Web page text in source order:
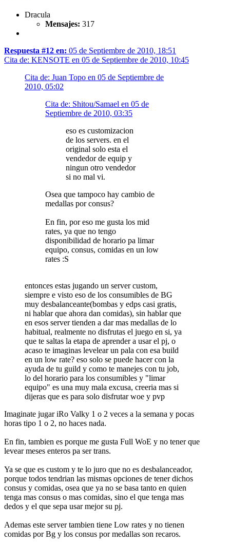
Dracula
Mensajes: 317
Respuesta #12 en: 05 de Septiembre de 2010, 18:51
Cita de: KENSOTE en 05 de Septiembre de 2010, 10:45
Cita de: Juan Topo en 05 de Septiembre de
2010, 05:02
Cita de: Shitou/Samael en 05 de
Septiembre de 2010, 03:35
eso es customizacion
de los servers. en el
original solo esta el
vendedor de equip y
ningun otro vendedor
si no mal vi.
Osea que tampoco hay cambio de
medallas por consus?
En fin, por eso me gusta los mid
rates, ya que no tengo
disponibilidad de horario pa limar
equipo, consus, comidas en un low
rates :S
entonces estas jugando un server custom,
siempre e visto eso de los consumibles de BG
muy desbalanceante(bombas y edps casi gratis,
ni hablar que ahora dan comidas), sin hablar que
en esos server tienden a dar mas medallas de lo
habitual, realmente no disfrutas el juego en si, ya
que te saltas la etapa de aprender a usar el pj, o
acaso te imaginas levelear un pala con esa build
en un low rate? eso solo se puede hacer con la
ayuda de tu guild y como te manejes con tu job,
lo del horario para los consumibles y "limar
equipo" es una muy mala excusa, creeria mas si
dijeras que es para solo disfrutar woe y pvp
Imaginate jugar iRo Valky 1 o 2 veces a la semana y pocas
horas tipo 1 o 2, no haces nada.
En fin, tambien es porque me gusta Full WoE y no tener que
levear meses enteros pa ser trans.
Ya se que es custom y te lo juro que no es desbalanceador,
porque todos tendrian las mismas opciones de tener dichos
consus y comidas, osea que ya no se basa tanto en quien
tenga mas consus o mas comidas, sino el que tenga mas
dedos y el que sepa usar mejor su pj.
Ademas este server tambien tiene Low rates y no tienen
comidas por Bg y los consus por medallas son recaros.